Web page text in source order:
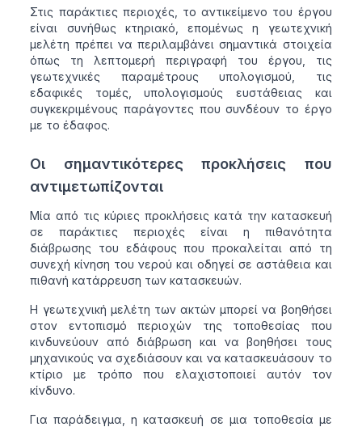
Στις παράκτιες περιοχές, το αντικείμενο του έργου
είναι συνήθως κτηριακό, επομένως η γεωτεχνική
μελέτη πρέπει να περιλαμβάνει σημαντικά στοιχεία
όπως τη λεπτομερή περιγραφή του έργου, τις
γεωτεχνικές παραμέτρους υπολογισμού, τις
εδαφικές τομές, υπολογισμούς ευστάθειας και
συγκεκριμένους παράγοντες που συνδέουν το έργο
με το έδαφος.
Οι σημαντικότερες προκλήσεις που
αντιμετωπίζονται
Μία από τις κύριες προκλήσεις κατά την κατασκευή
σε παράκτιες περιοχές είναι η πιθανότητα
διάβρωσης του εδάφους που προκαλείται από τη
συνεχή κίνηση του νερού και οδηγεί σε αστάθεια και
πιθανή κατάρρευση των κατασκευών.
Η γεωτεχνική μελέτη των ακτών μπορεί να βοηθήσει
στον εντοπισμό περιοχών της τοποθεσίας που
κινδυνεύουν από διάβρωση και να βοηθήσει τους
μηχανικούς να σχεδιάσουν και να κατασκευάσουν το
κτίριο με τρόπο που ελαχιστοποιεί αυτόν τον
κίνδυνο.
Για παράδειγμα, η κατασκευή σε μια τοποθεσία με